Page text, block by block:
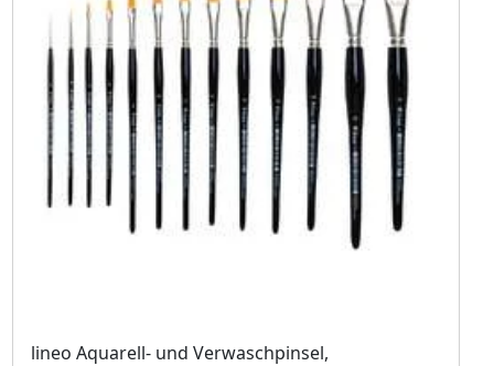
lineo Aquarell- und Verwaschpinsel,